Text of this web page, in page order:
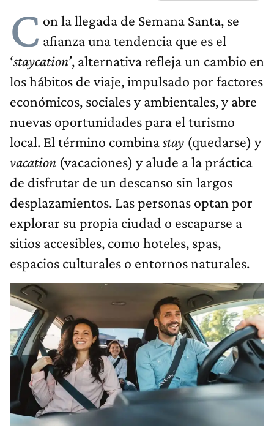
C on la llegada de Semana Santa, se
afianza una tendencia que es el
‘staycation’, alternativa refleja un cambio en
los hábitos de viaje, impulsado por factores
económicos, sociales y ambientales, y abre
nuevas oportunidades para el turismo
local. El término combinastay (quedarse) y
vacation (vacaciones) y alude a la práctica
de disfrutar de un descanso sin largos
desplazamientos. Las personas optan por
explorar su propia ciudad o escaparse a
sitios accesibles, como hoteles, spas,
espacios culturales o entornos naturales.